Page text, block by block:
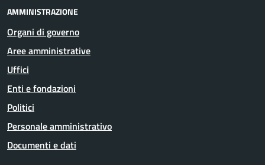
AMMINISTRAZIONE
Organi di governo
Aree amministrative
Uffici
Enti e fondazioni
Politici
Personale amministrativo
Documenti e dati